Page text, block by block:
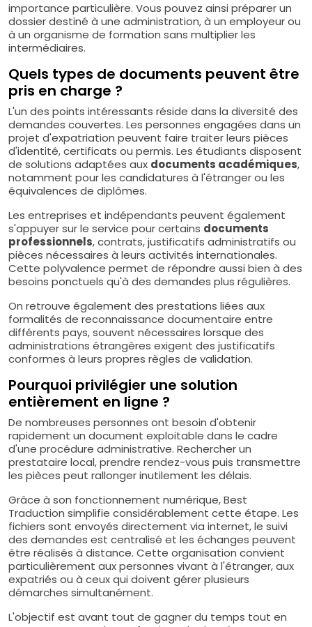
importance particulière. Vous pouvez ainsi préparer un
dossier destiné à une administration, à un employeur ou
à un organisme de formation sans multiplier les
intermédiaires.
Quels types de documents peuvent être
pris en charge ?
L'un des points intéressants réside dans la diversité des
demandes couvertes. Les personnes engagées dans un
projet d'expatriation peuvent faire traiter leurs pièces
d'identité, certificats ou permis. Les étudiants disposent
de solutions adaptées aux documents académiques,
notamment pour les candidatures à l'étranger ou les
équivalences de diplômes.
Les entreprises et indépendants peuvent également
s'appuyer sur le service pour certains documents
professionnels, contrats, justificatifs administratifs ou
pièces nécessaires à leurs activités internationales.
Cette polyvalence permet de répondre aussi bien à des
besoins ponctuels qu'à des demandes plus régulières.
On retrouve également des prestations liées aux
formalités de reconnaissance documentaire entre
différents pays, souvent nécessaires lorsque des
administrations étrangères exigent des justificatifs
conformes à leurs propres règles de validation.
Pourquoi privilégier une solution
entièrement en ligne ?
De nombreuses personnes ont besoin d'obtenir
rapidement un document exploitable dans le cadre
d'une procédure administrative. Rechercher un
prestataire local, prendre rendez-vous puis transmettre
les pièces peut rallonger inutilement les délais.
Grâce à son fonctionnement numérique, Best
Traduction simplifie considérablement cette étape. Les
fichiers sont envoyés directement via internet, le suivi
des demandes est centralisé et les échanges peuvent
être réalisés à distance. Cette organisation convient
particulièrement aux personnes vivant à l'étranger, aux
expatriés ou à ceux qui doivent gérer plusieurs
démarches simultanément.
L'objectif est avant tout de gagner du temps tout en